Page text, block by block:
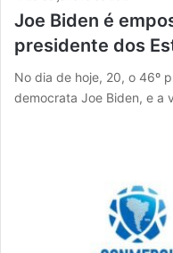
Joe Biden é
presidente dos
No dia de hoje, 20, o 46º
democrata Joe Biden, e a